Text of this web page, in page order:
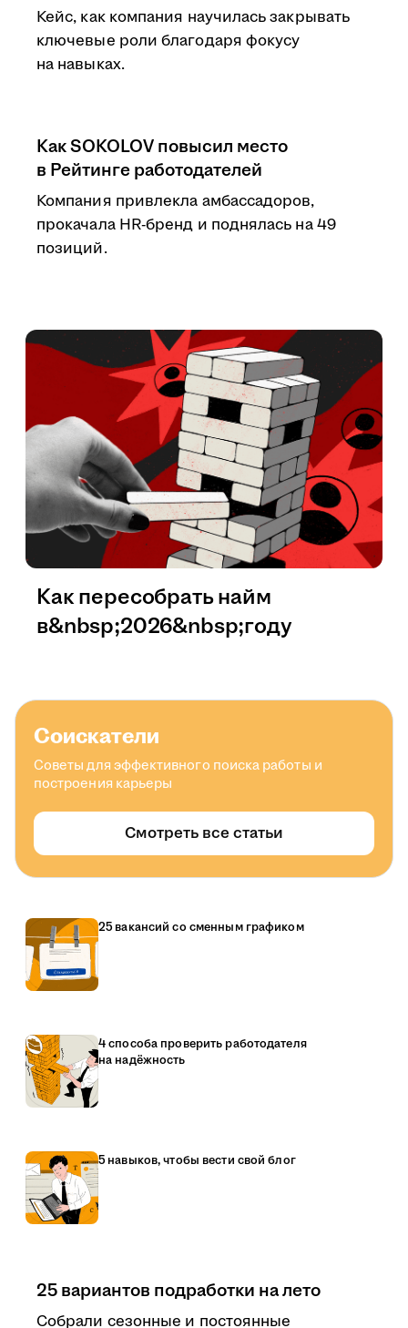
Кейс, как компания научилась закрывать
ключевые роли благодаря фокусу
на навыках.
Как SOKOLOV повысил место
в Рейтинге работодателей
Компания привлекла амбассадоров,
прокачала HR-бренд и поднялась на 49
позиций.
Как пересобрать найм
в&nbsp;2026&nbsp;году
Соискатели
Советы для эффективного поиска работы и
построения карьеры
Смотреть все статьи
25 вакансий со сменным графиком
4 способа проверить работодателя
на надёжность
5 навыков, чтобы вести свой блог
25 вариантов подработки на лето
Собрали сезонные и постоянные